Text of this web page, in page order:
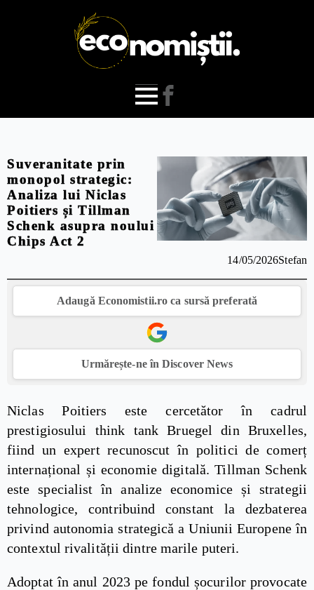
Suveranitate prin
monopol strategic:
Analiza lui Niclas
Poitiers și Tillman
Schenk asupra noului
Chips Act 2
14/05/2026Stefan
Adaugă Economistii.ro ca sursă preferată
Urmărește-ne în Discover News
Niclas Poitiers este cercetător în cadrul
prestigiosului think tank Bruegel din Bruxelles,
fiind un expert recunoscut în politici de comerț
internațional și economie digitală. Tillman Schenk
este specialist în analize economice și strategii
tehnologice, contribuind constant la dezbaterea
privind autonomia strategică a Uniunii Europene în
contextul rivalității dintre marile puteri.
Adoptat în anul 2023 pe fondul șocurilor provocate